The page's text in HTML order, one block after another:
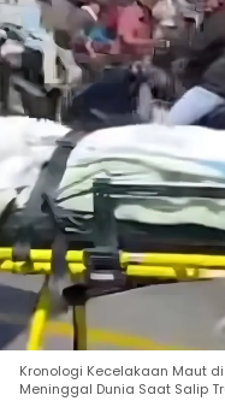
Kronologi Kecelakaan Maut
Meninggal Dunia Saat Salip